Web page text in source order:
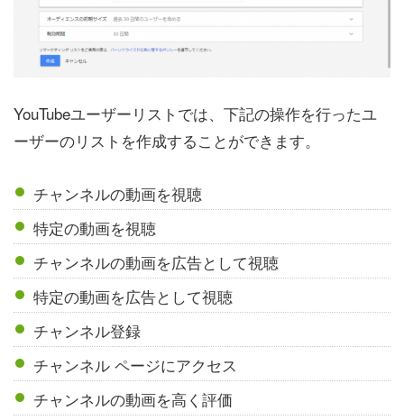
YouTubeユーザーリストでは、下記の操作を行ったユ
ーザーのリストを作成することができます。
チャンネルの動画を視聴
特定の動画を視聴
チャンネルの動画を広告として視聴
特定の動画を広告として視聴
チャンネル登録
チャンネル ページにアクセス
チャンネルの動画を高く評価